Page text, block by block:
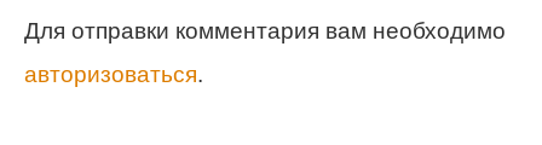
Для отправки комментария вам необходимо
авторизоваться.